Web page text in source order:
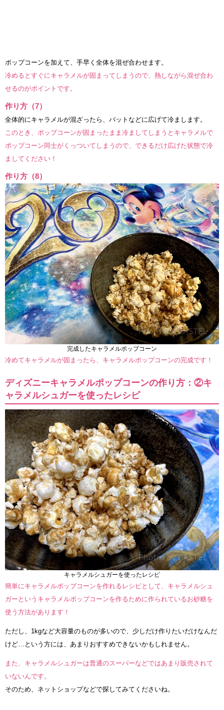
ポップコーンを加えて、手早く全体を混ぜ合わせます。
冷めるとすぐにキャラメルが固まってしまうので、熱しながら混ぜ合わ
せるのがポイントです。
作り方（7）
全体的にキャラメルが混ざったら、バットなどに広げて冷まします。
このとき、ポップコーンが固まったまま冷ましてしまうとキャラメルで
ポップコーン同士がくっついてしまうので、できるだけ広げた状態で冷
ましてください！
作り方（8）
完成したキャラメルポップコーン
冷めてキャラメルが固まったら、キャラメルポップコーンの完成です！
ディズニーキャラメルポップコーンの作り方：②キ
ャラメルシュガーを使ったレシピ
キャラメルシュガーを使ったレシピ
簡単にキャラメルポップコーンを作れるレシピとして、キャラメルシュ
ガーというキャラメルポップコーンを作るために作られているお砂糖を
使う方法があります！
ただし、1kgなど大容量のものが多いので、少しだけ作りたいだけなんだ
けど…という方には、あまりおすすめできないかもしれません。
また、キャラメルシュガーは普通のスーパーなどではあまり販売されて
いないんです。
そのため、ネットショップなどで探してみてくださいね。